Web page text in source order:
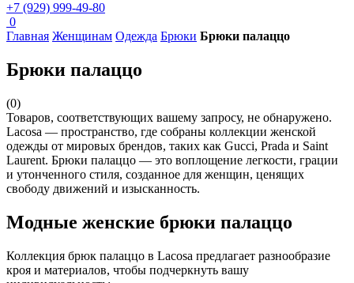
+7 (929) 999-49-80
0
Главная Женщинам Одежда Брюки Брюки палаццо
Брюки палаццо
(0)
Товаров, соответствующих вашему запросу, не обнаружено.
Lacosa — пространство, где собраны коллекции женской
одежды от мировых брендов, таких как Gucci, Prada и Saint
Laurent. Брюки палаццо — это воплощение легкости, грации
и утонченного стиля, созданное для женщин, ценящих
свободу движений и изысканность.
Модные женские брюки палаццо
Коллекция брюк палаццо в Lacosa предлагает разнообразие
кроя и материалов, чтобы подчеркнуть вашу